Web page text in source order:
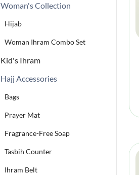
Woman's Collection
Hijab
Woman Ihram Combo Set
Kid's Ihram
Hajj Accessories
Bags
Prayer Mat
Fragrance-Free Soap
Tasbih Counter
Ihram Belt